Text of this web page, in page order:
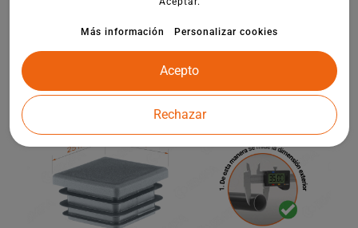
acero y aluminio, perfiles de plástico, sistemas de vallado,
maquinaria, muebles, escaleras de tijera, caballetes, parques
infantiles y otros elementos de la arquitectura de jardines.
Más información Personalizar cookies
Rechazar
Acepto